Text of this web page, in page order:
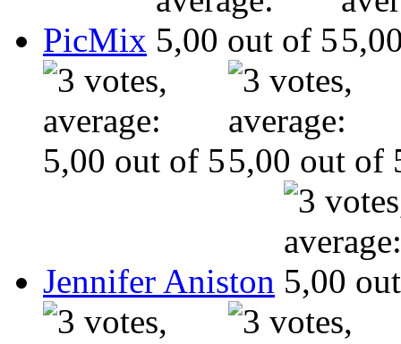
PicMix
Jennifer Aniston